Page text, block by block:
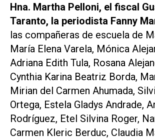
Hna. Martha Pelloni, el fiscal
Taranto, la periodista Fanny
las compañeras de escuela de
María Elena Varela, Mónica
Adriana Edith Tula, Rosana
Cynthia Karina Beatriz Borda,
Mirian del Carmen Ahumada,
Ortega, Estela Gladys Andrade,
Rodríguez, Etel Silvina Roger,
Carmen Kleric Berduc, Claudia